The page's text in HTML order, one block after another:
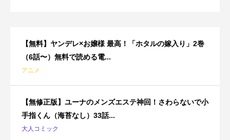
【無料】ヤンデレ×お嬢様 最高！「ホタルの嫁入り」2巻
（6話〜）無料で読める電...
アニメ
【無修正版】ユーナのメンズエステ神回！さわらないで小
手指くん（海苔なし）33話...
大人コミック